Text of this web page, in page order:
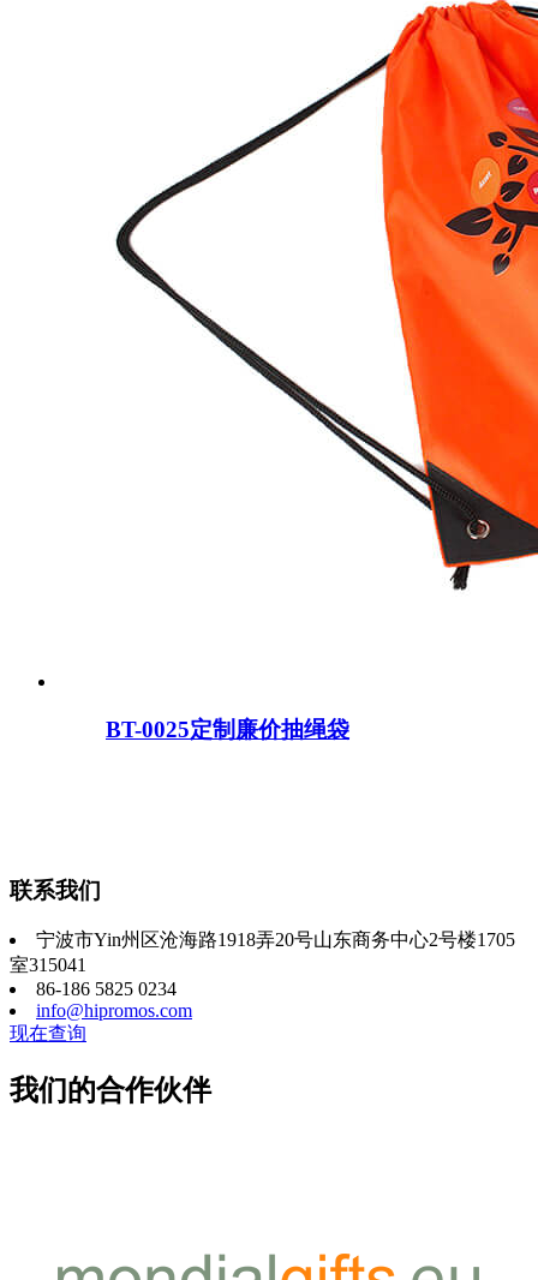
BT-0025定制廉价抽绳袋
联系我们
宁波市Yin州区沧海路1918弄20号山东商务中心2号楼1705
室315041
86-186 5825 0234
info@hipromos.com
现在查询
我们的合作伙伴